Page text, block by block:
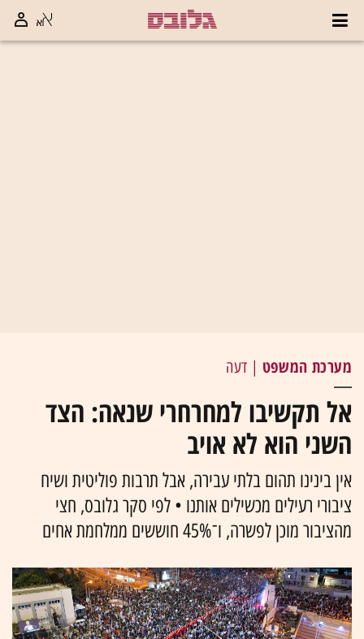
מערכת המשפט | דעה
אל תקשיבו למחרחרי שנאה: הצד
השני הוא לא אויב
אין בינינו תהום בלתי עבירה, אבל תרבות פוליטית ושיח
ציבורי רעילים מכשילים אותנו • לפי סקר גלובס, חצי
מהציבור מוכן לפשרה, ו־45% חוששים ממלחמת אחים